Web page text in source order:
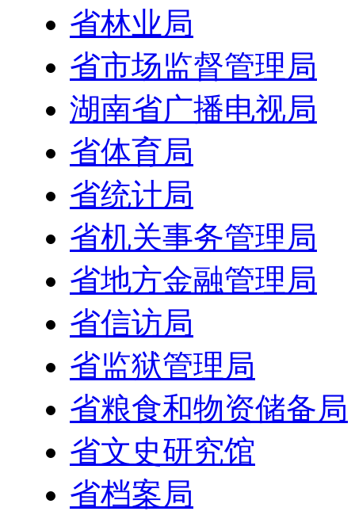
省林业局
省市场监督管理局
湖南省广播电视局
省体育局
省统计局
省机关事务管理局
省地方金融管理局
省信访局
省监狱管理局
省粮食和物资储备局
省文史研究馆
省档案局